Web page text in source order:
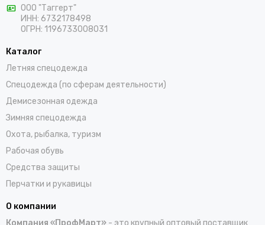
которые оформляются на сайте, осуществляется по Пушкину
и остальным населенным пунктам России.
ООО "Таггерт"
ИНН: 6732178498
ОГРН: 1196733008031
Каталог
Летняя спецодежда
Спецодежда (по сферам деятельности)
Демисезонная одежда
Зимняя спецодежда
Охота, рыбалка, туризм
Рабочая обувь
Средства защиты
Перчатки и рукавицы
О компании
Компания «ПрофМарт» - это крупный оптовый поставщик